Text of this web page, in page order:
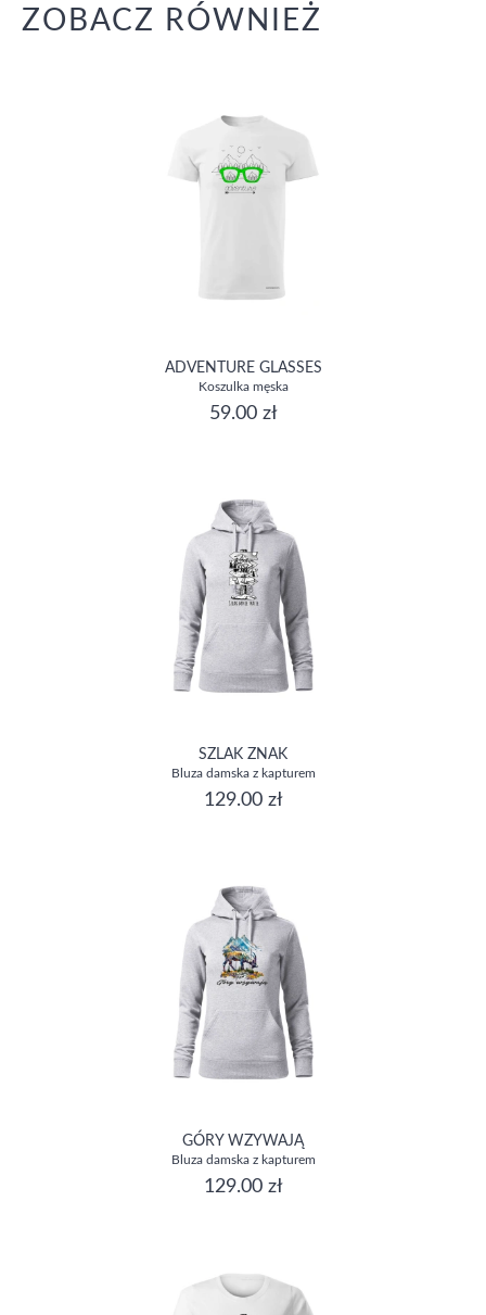
ZOBACZ RÓWNIEŻ
ADVENTURE GLASSES
Koszulka męska
59.00 zł
SZLAK ZNAK
Bluza damska z kapturem
129.00 zł
GÓRY WZYWAJĄ
Bluza damska z kapturem
129.00 zł